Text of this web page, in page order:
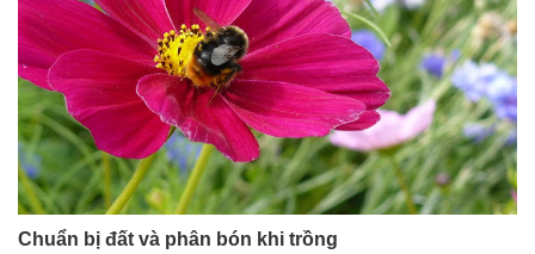
Chuẩn bị đất và phân bón khi trồng